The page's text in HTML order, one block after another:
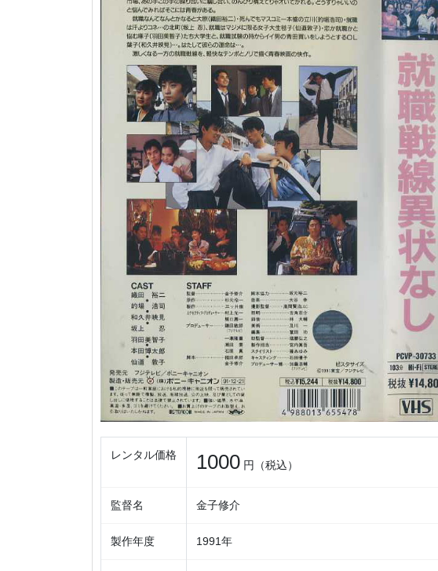
レンタル価格 1000 円（税込）
監督名 金子修介
製作年度 1991年